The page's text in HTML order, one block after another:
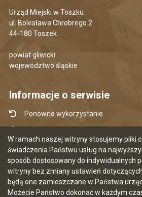
W ramach naszej witryny stosujemy pliki
świadczenia Państwu usług na
sposób dostosowany do indywidualnych
witryny bez zmiany ustawień
będą one zamieszczane w Państwa
Możecie Państwo dokonać w każdym
Urząd Miejski w Toszku
ul. Bolesława Chrobrego 2
44-180 Toszek
powiat gliwicki
województwo śląskie
Informacje o serwisie
Ponowne wykorzystanie
Mapa serwisu
Instrukcja obsługi
Statystyki oglądalności
Ostatnia aktualizacja BIP: